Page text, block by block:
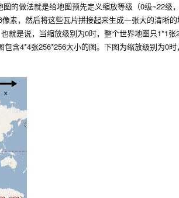
的做法就是给地图预先定义缩放等级（0级~22级
素，然后将这些瓦片拼接起来生成一张大的清晰
就是说，当缩放级别为0时，整个世界地图只1*1张
含4*4张256*256大小的图。下图为缩放级别为0